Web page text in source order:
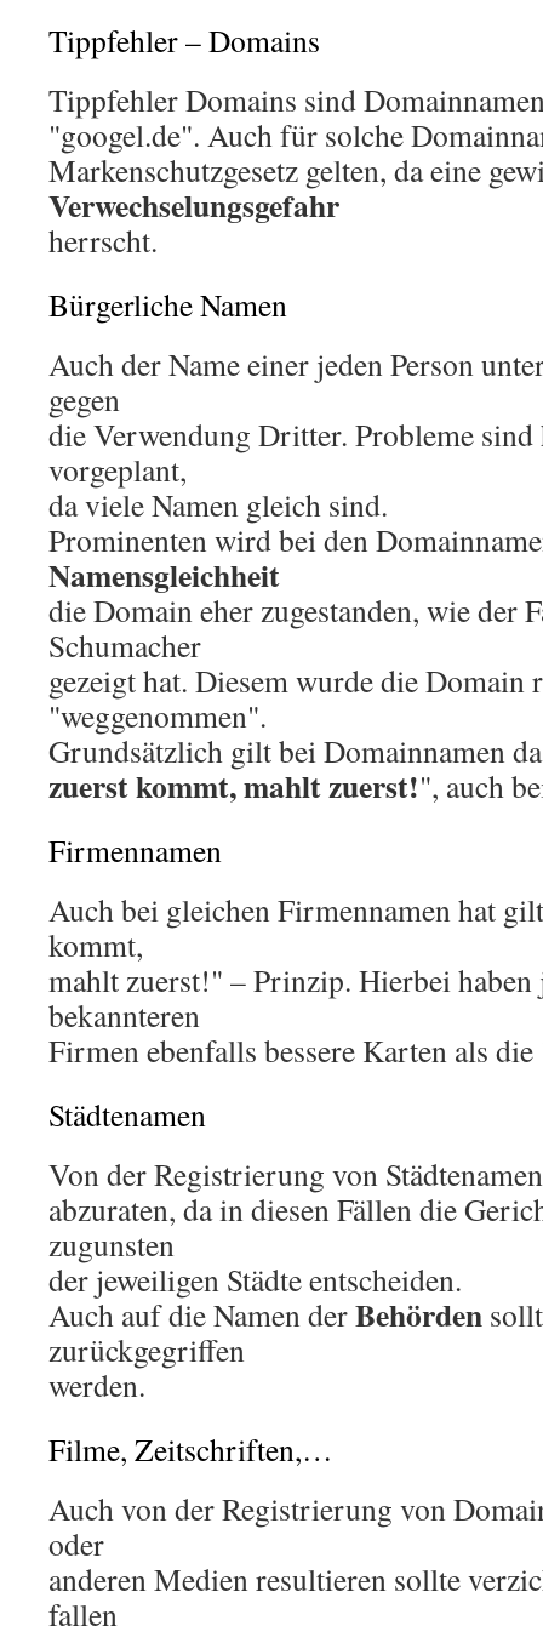
Tippfehler – Domains
Tippfehler Domains sind
"googel.de". Auch für solche
Markenschutzgesetz gelten, da eine
Verwechselungsgefahr
herrscht.
Bürgerliche Namen
Auch der Name einer jeden Person
gegen
die Verwendung Dritter. Probleme
vorgeplant,
da viele Namen gleich sind.
Prominenten wird bei den
Namensgleichheit
die Domain eher zugestanden, wie der
Schumacher
gezeigt hat. Diesem wurde die Domain
"weggenommen".
Grundsätzlich gilt bei Domainnamen
zuerst kommt, mahlt zuerst!", auch
Firmennamen
Auch bei gleichen Firmennamen hat
kommt,
mahlt zuerst!" – Prinzip. Hierbei haben
bekannteren
Firmen ebenfalls bessere Karten als
Städtenamen
Von der Registrierung von
abzuraten, da in diesen Fällen die
zugunsten
der jeweiligen Städte entscheiden.
Auch auf die Namen derBehörden
zurückgegriffen
werden.
Filme, Zeitschriften,…
Auch von der Registrierung von
oder
anderen Medien resultieren sollte
fallen